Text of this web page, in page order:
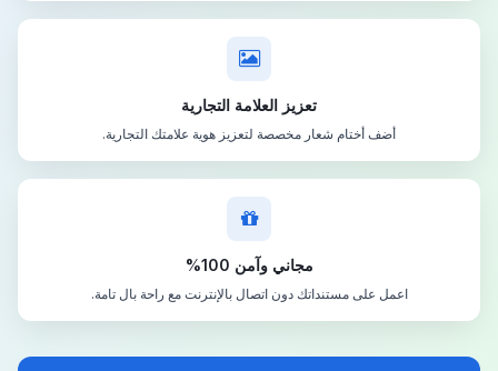
تعزيز العلامة التجارية
أضف أختام شعار مخصصة لتعزيز هوية علامتك التجارية.
مجاني وآمن 100%
اعمل على مستنداتك دون اتصال بالإنترنت مع راحة بال تامة.